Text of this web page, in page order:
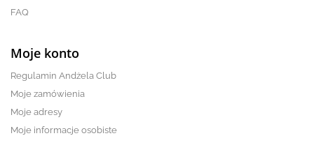
FAQ
Moje konto
Regulamin Andżela Club
Moje zamówienia
Moje adresy
Moje informacje osobiste